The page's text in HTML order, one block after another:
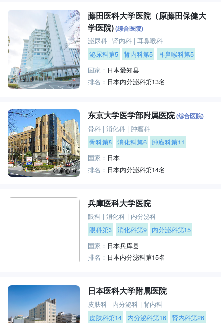
藤田医科大学医院（原藤田保健大
学医院)(综合医院)
泌尿科 |肾内科 |耳鼻喉科
泌尿科第5 肾内科第5 耳鼻喉科第5
国家： 日本爱知县
排名： 日本内分泌科第13名
东京大学医学部附属医院(综合医院)
骨科 |消化科 | 肿瘤科
骨科第5 消化科第6
肿瘤科第11
国家： 日本
排名： 日本内分泌科第14名
兵庫医科大学医院
眼科 |消化科 | 内分泌科
眼科第3 消化科第9
内分泌科第15
国家： 日本兵库县
排名： 日本内分泌科第15名
日本医科大学附属医院
皮肤科 | 内分泌科 |肾内科
皮肤科第14
内分泌科第16 肾内科第26